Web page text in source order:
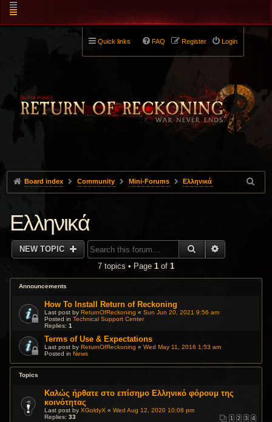
Quick links Login
Register
FAQ
Board index Community Mini-Forums Ελληνικά
Ελληνικά
NEW TOPIC SEARCH
7 topics • Page 1 of 1
Announcements
How To Install Return of Reckoning
Last post byReturnOfReckoning «Sun Jun 20, 2021 9:56 am
Posted inTechnical Support Center
Replies:1
Terms of Use & Expectations
Last post byReturnOfReckoning «Wed May 11, 2016 1:53 am
Posted inNews
Topics
Καλώς ήρθατε στο επίσημο Ελληνικό φόρουμ της
κοινότητας
Last post byXGoldyX «Wed Aug 12, 2020 10:08 pm
Replies:33 1 2 3 4